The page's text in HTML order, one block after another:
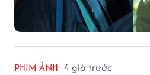
PHIM ẢNH 4 giờ trước